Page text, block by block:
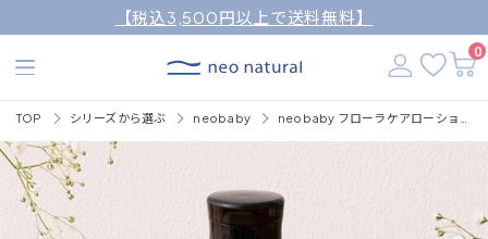
【税込3,500円以上で送料無料】
0
TOP シリーズから選ぶ neobaby